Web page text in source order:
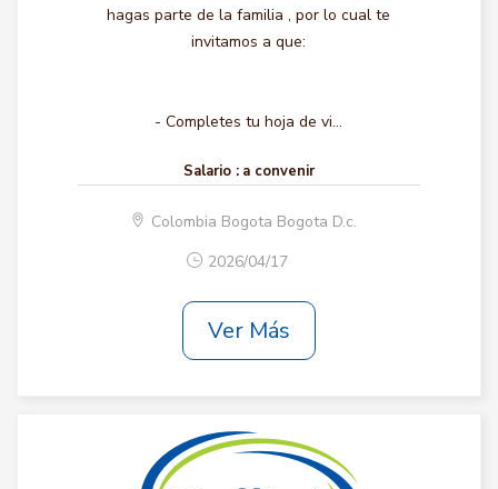
hagas parte de la familia , por lo cual te
invitamos a que:
- Completes tu hoja de vi...
Salario : a convenir
Colombia Bogota Bogota D.c.
2026/04/17
Ver Más